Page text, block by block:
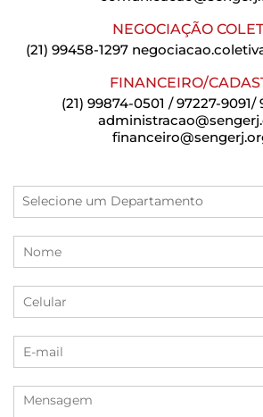
NEGOCIAÇÃO
(21) 99458-1297
FINANCEIRO/
(21) 99874-0501 / 97227-9091/